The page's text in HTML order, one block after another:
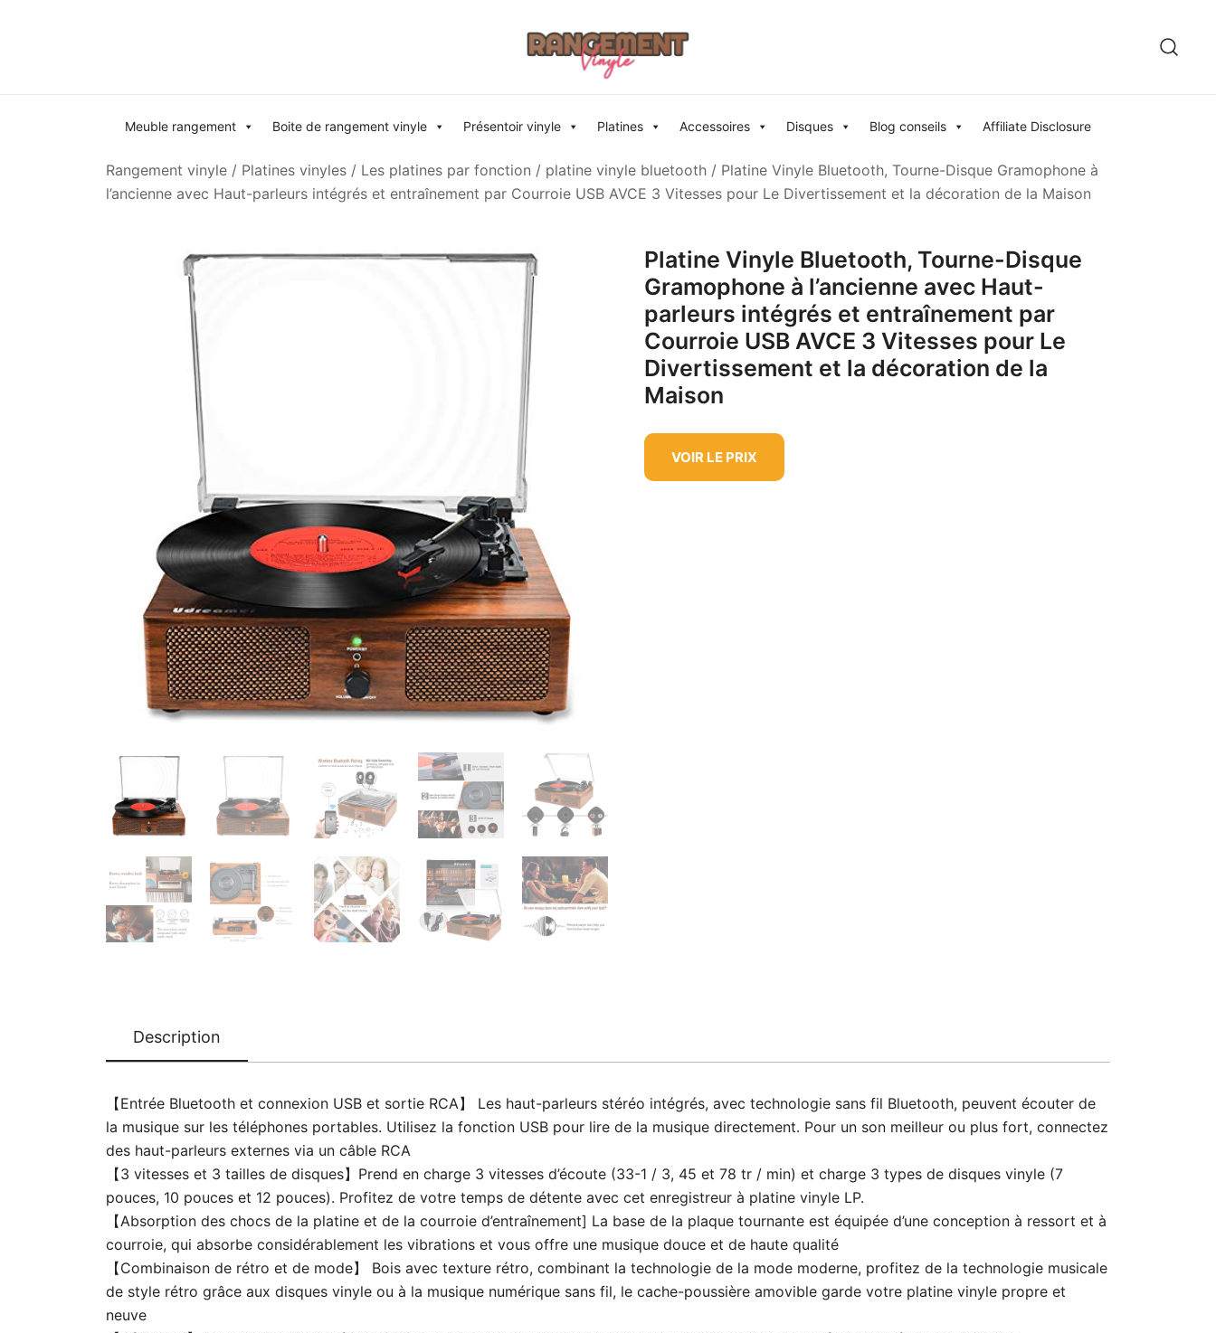
Meuble rangement Boite de rangement vinyle Présentoir vinyle Platines Accessoires Disques Blog conseils Affiliate Disclosure
Rangement vinyle / Platines vinyles / Les platines par fonction / platine vinyle bluetooth / Platine Vinyle Bluetooth, Tourne-Disque Gramophone à
l’ancienne avec Haut-parleurs intégrés et entraînement par Courroie USB AVCE 3 Vitesses pour Le Divertissement et la décoration de la Maison
Platine Vinyle Bluetooth, Tourne-Disque
Gramophone à l’ancienne avec Haut-
parleurs intégrés et entraînement par
Courroie USB AVCE 3 Vitesses pour Le
Divertissement et la décoration de la
Maison
VOIR LE PRIX
Description
【Entrée Bluetooth et connexion USB et sortie RCA】 Les haut-parleurs stéréo intégrés, avec technologie sans fil Bluetooth, peuvent écouter de
la musique sur les téléphones portables. Utilisez la fonction USB pour lire de la musique directement. Pour un son meilleur ou plus fort, connectez
des haut-parleurs externes via un câble RCA
【3 vitesses et 3 tailles de disques】Prend en charge 3 vitesses d’écoute (33-1 / 3, 45 et 78 tr / min) et charge 3 types de disques vinyle (7
pouces, 10 pouces et 12 pouces). Profitez de votre temps de détente avec cet enregistreur à platine vinyle LP.
【Absorption des chocs de la platine et de la courroie d’entraînement] La base de la plaque tournante est équipée d’une conception à ressort et à
courroie, qui absorbe considérablement les vibrations et vous offre une musique douce et de haute qualité
【Combinaison de rétro et de mode】 Bois avec texture rétro, combinant la technologie de la mode moderne, profitez de la technologie musicale
de style rétro grâce aux disques vinyle ou à la musique numérique sans fil, le cache-poussière amovible garde votre platine vinyle propre et
neuve